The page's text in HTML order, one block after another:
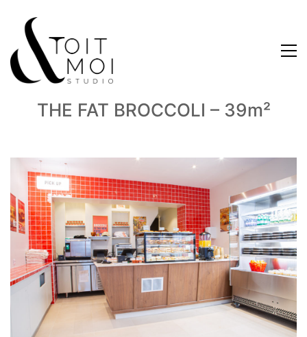
THE FAT BROCCOLI – 39m²